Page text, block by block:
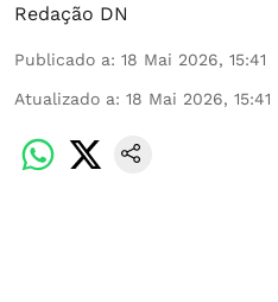
Redação DN
Publicado a: 18 Mai 2026, 15:41
Atualizado a: 18 Mai 2026, 15:41